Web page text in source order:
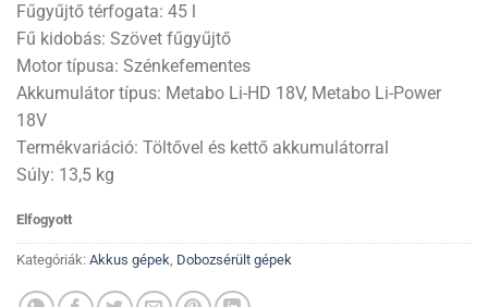
Fűgyűjtő térfogata: 45 l
Fű kidobás: Szövet fűgyűjtő
Motor típusa: Szénkefementes
Akkumulátor típus: Metabo Li-HD 18V, Metabo Li-Power
18V
Termékvariáció: Töltővel és kettő akkumulátorral
Súly: 13,5 kg
Elfogyott
Kategóriák: Akkus gépek, Dobozsérült gépek